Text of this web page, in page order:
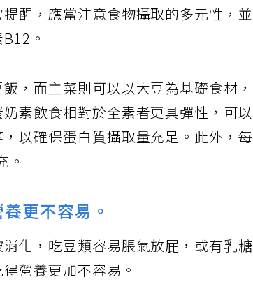
醒，應當注意食物攝取的多元性，並
。
，而主菜則可以以大豆為基礎食材，
素飲食相對於全素者更具彈性，可以
以確保蛋白質攝取量充足。此外，每
更不容易。
化，吃豆類容易脹氣放屁，或有乳糖
營養更加不容易。